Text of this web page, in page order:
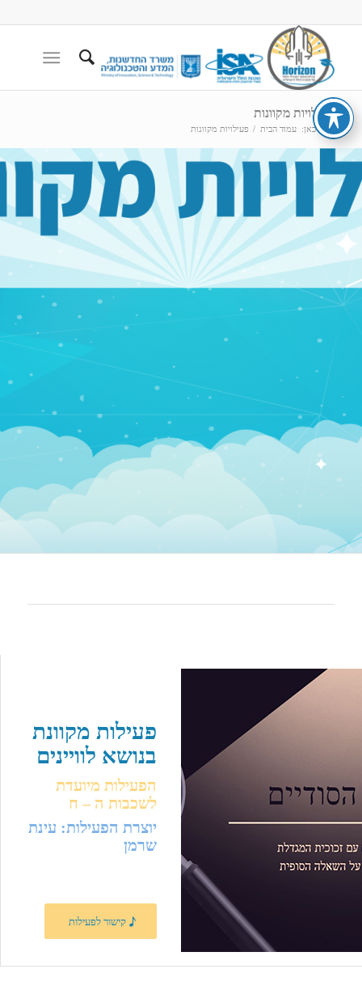
פעילויות מקוונות
הנך כאן: עמוד הבית / פעילויות מקוונות
פעילות מקוונת
בנושא לוויינים
הפעילות מיועדת
לשכבות ה – ח
יוצרת הפעילות: עינת
שרמן
קישור לפעילות